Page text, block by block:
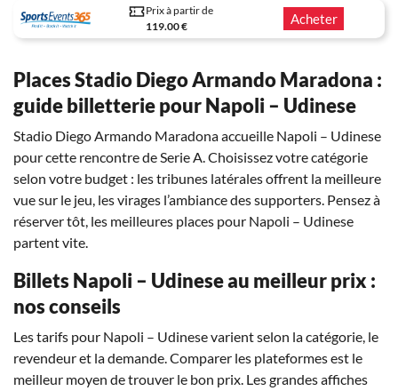
Prix à partir de
119.00 €
Acheter
Places Stadio Diego Armando Maradona :
guide billetterie pour Napoli – Udinese
Stadio Diego Armando Maradona accueille Napoli – Udinese
pour cette rencontre de Serie A. Choisissez votre catégorie
selon votre budget : les tribunes latérales offrent la meilleure
vue sur le jeu, les virages l’ambiance des supporters. Pensez à
réserver tôt, les meilleures places pour Napoli – Udinese
partent vite.
Billets Napoli – Udinese au meilleur prix :
nos conseils
Les tarifs pour Napoli – Udinese varient selon la catégorie, le
revendeur et la demande. Comparer les plateformes est le
meilleur moyen de trouver le bon prix. Les grandes affiches